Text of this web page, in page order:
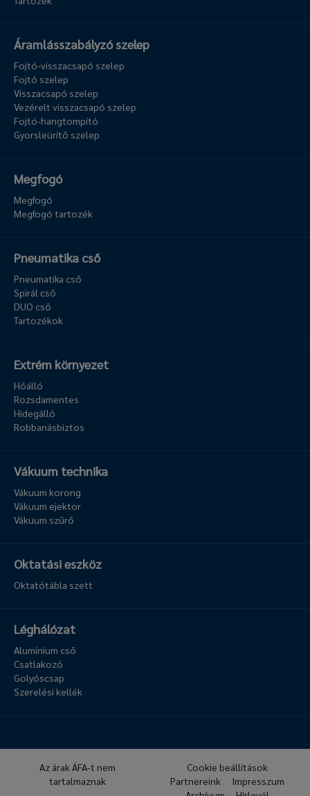
Áramlásszabályzó szelep
Fojtó-visszacsapó szelep
Fojtó szelep
Visszacsapó szelep
Vezérelt visszacsapó szelep
Fojtó-hangtompító
Gyorsleürítő szelep
Megfogó
Megfogó
Megfogó tartozék
Pneumatika cső
Pneumatika cső
Spirál cső
DUO cső
Tartozékok
Extrém környezet
Hőálló
Rozsdamentes
Hidegálló
Robbanásbiztos
Vákuum technika
Vákuum korong
Vákuum ejektor
Vákuum szűrő
Oktatási eszköz
Oktatótábla szett
Léghálózat
Alumínium cső
Csatlakozó
Golyóscsap
Szerelési kellék
Az árak ÁFA-t nem
tartalmaznak
Cookie beállítások
Partnereink
Impresszum